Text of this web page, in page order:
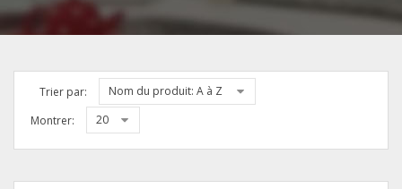
Trier par:
Nom du produit: A à Z
Montrer:
20